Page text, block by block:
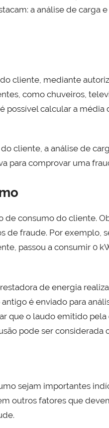
a análise de carga
cliente, mediante
como chuveiros,
possível calcular a
cliente, a análise de
para comprovar uma
de consumo do cliente.
de fraude. Por exemplo,
passou a consumir 0
de energia
é enviado para
que o laudo emitido
pode ser considerada
sejam importantes
outros fatores que